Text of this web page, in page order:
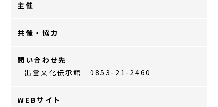
主催
共催・協力
問い合わせ先
出雲文化伝承館 0853-21-2460
WEBサイト